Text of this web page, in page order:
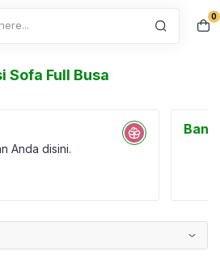
0
Sofa Full Busa
Anda disini.